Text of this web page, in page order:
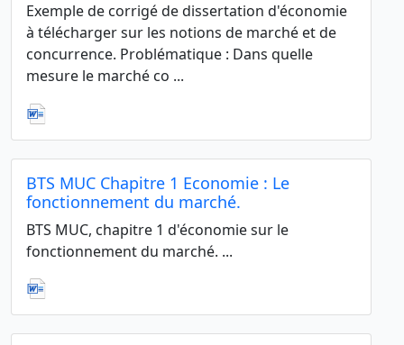
Exemple de corrigé de dissertation d'économie
à télécharger sur les notions de marché et de
concurrence. Problématique : Dans quelle
mesure le marché co ...
BTS MUC Chapitre 1 Economie : Le
fonctionnement du marché.
BTS MUC, chapitre 1 d'économie sur le
fonctionnement du marché. ...